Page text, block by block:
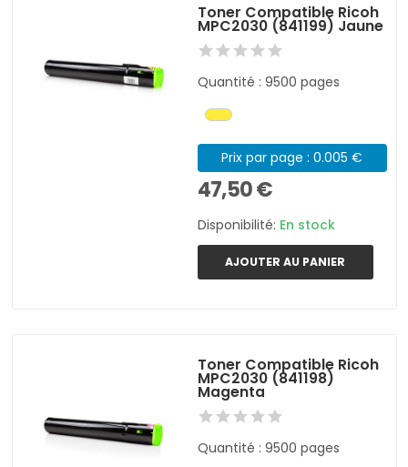
Toner Compatible Ricoh
MPC2030 (841199) Jaune
Quantité : 9500 pages
Prix par page : 0.005 €
47,50 €
Disponibilité: En stock
AJOUTER AU PANIER
Toner Compatible Ricoh
MPC2030 (841198)
Magenta
Quantité : 9500 pages